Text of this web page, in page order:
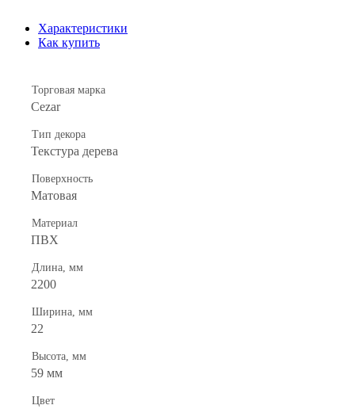
Характеристики
Как купить
Торговая марка
Cezar
Тип декора
Текстура дерева
Поверхность
Матовая
Материал
ПВХ
Длина, мм
2200
Ширина, мм
22
Высота, мм
59 мм
Цвет